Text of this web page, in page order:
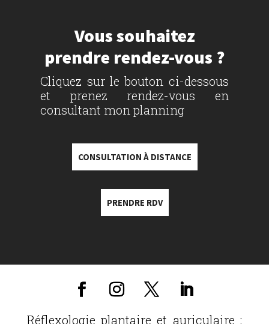
Vous souhaitez
prendre rendez-vous ?
Cliquez sur le bouton ci-dessous
et prenez rendez-vous en
consultant mon planning
CONSULTATION À DISTANCE
PRENDRE RDV
Réflexologie plantaire et auriculaire :